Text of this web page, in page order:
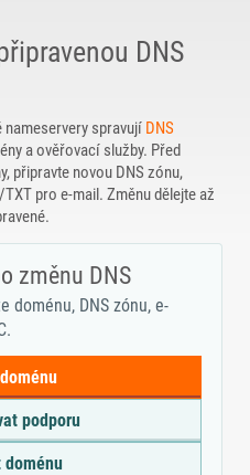
DNS
nameservery spravují DNS
a ověřovací služby. Před
připravte novou DNS zónu,
pro e-mail. Změnu dělejte až
změnu DNS
doménu, DNS zónu, e-
podporu
doménu